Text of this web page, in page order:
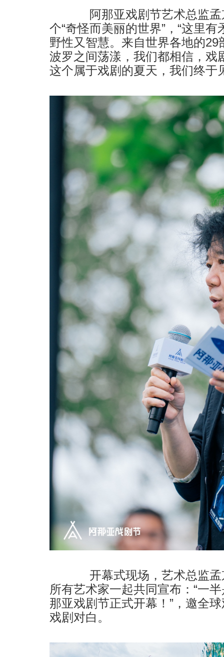
阿那亚戏剧节艺术总监孟
个“奇怪而美丽的世界”，“这里
野性又智慧。来自世界各地的
波罗之间荡漾，我们都相信，戏
这个属于戏剧的夏天，我们终于
开幕式现场，艺术总监孟
所有艺术家一起共同宣布：“一
那亚戏剧节正式开幕！”，邀全
戏剧对白。